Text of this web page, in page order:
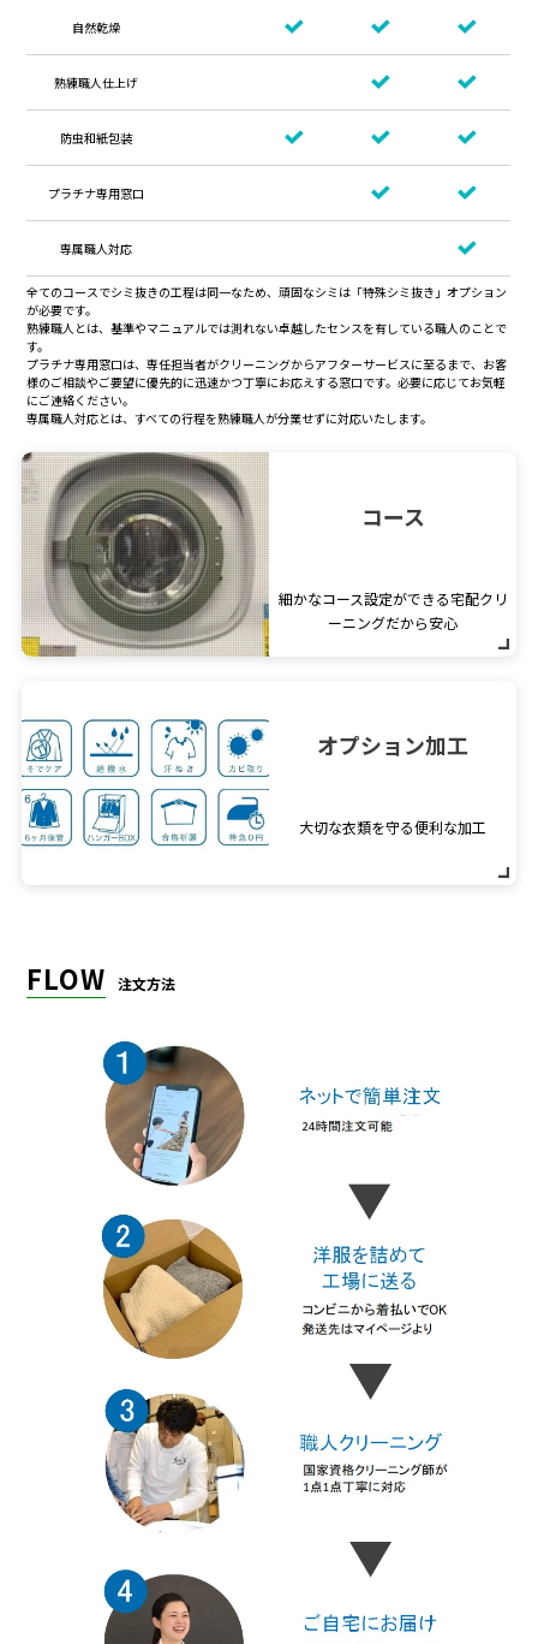
自然乾燥
熟練職人仕上げ
防虫和紙包装
プラチナ専用窓口
専属職人対応
全てのコースでシミ抜きの工程は同一なため、頑固なシミは「特殊シミ抜き」オプション
が必要です。
熟練職人とは、基準やマニュアルでは測れない卓越したセンスを有している職人のことで
す。
プラチナ専用窓口は、専任担当者がクリーニングからアフターサービスに至るまで、お客
様のご相談やご要望に優先的に迅速かつ丁寧にお応えする窓口です。必要に応じてお気軽
にご連絡ください。
専属職人対応とは、すべての行程を熟練職人が分業せずに対応いたします。
コース
細かなコース設定ができる宅配クリ
ーニングだから安心
オプション加工
大切な衣類を守る便利な加工
FLOW 注文方法